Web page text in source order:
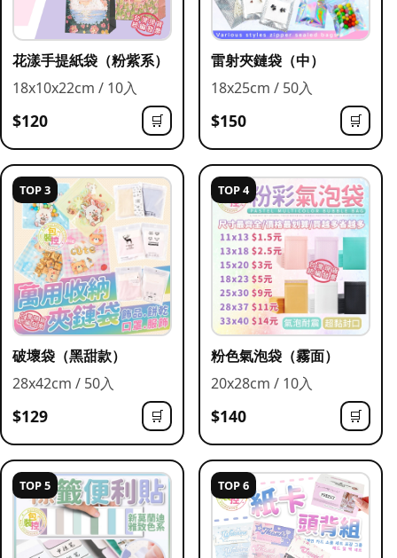
花漾手提紙袋（粉紫系）
18x10x22cm / 10入
$120 🛒
雷射夾鏈袋（中）
18x25cm / 50入
$150 🛒
TOP 3
破壞袋（黑甜款）
28x42cm / 50入
$129 🛒
TOP 4
粉色氣泡袋（霧面）
20x28cm / 10入
$140 🛒
TOP 5 TOP 6